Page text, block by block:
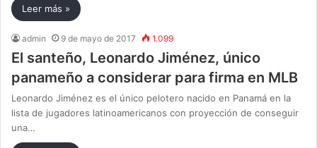
Leer más »
admin 9 de mayo de 2017 1.099
El santeño, Leonardo Jiménez, único
panameño a considerar para firma en MLB
Leonardo Jiménez es el único pelotero nacido en Panamá en la
lista de jugadores latinoamericanos con proyección de conseguir
una…